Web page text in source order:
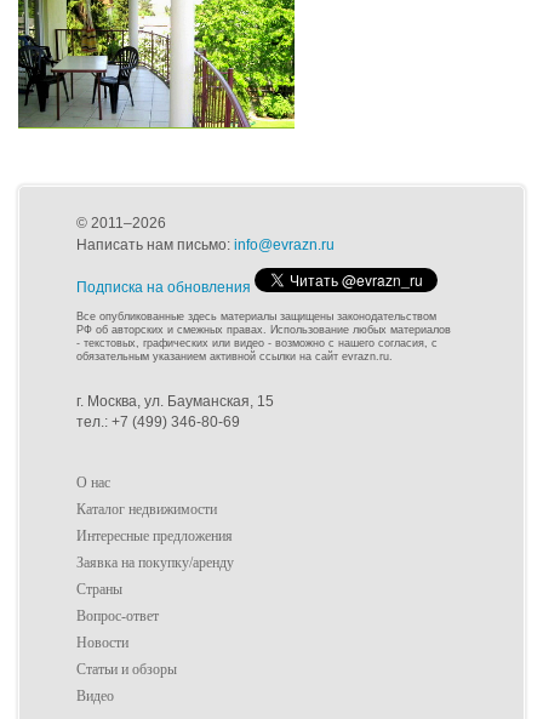
© 2011–2026
Написать нам письмо: info@evrazn.ru
Подписка на обновления
Все опубликованные здесь материалы защищены законодательством
РФ об авторских и смежных правах. Использование любых материалов
- текстовых, графических или видео - возможно с нашего согласия, с
обязательным указанием активной ссылки на сайт evrazn.ru.
г. Москва, ул. Бауманская, 15
тел.: +7 (499) 346-80-69
О нас
Каталог недвижимости
Интересные предложения
Заявка на покупку/аренду
Страны
Вопрос-ответ
Новости
Статьи и обзоры
Видео